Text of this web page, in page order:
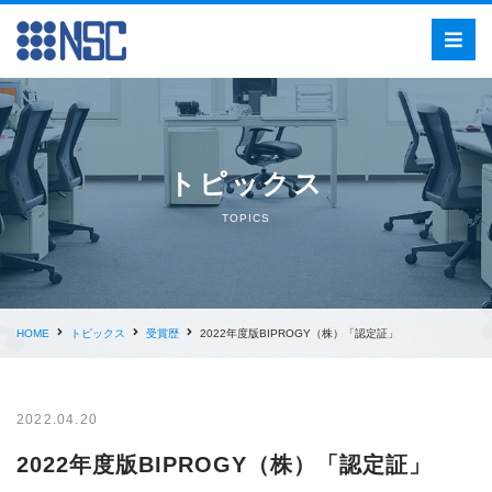
トピックス
TOPICS
HOME トピックス 受賞歴 2022年度版BIPROGY（株）「認定証」
2022.04.20
2022年度版BIPROGY（株）「認定証」